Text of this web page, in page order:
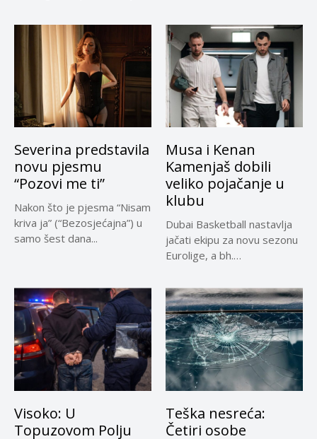
privremeno...
Severina predstavila
novu pjesmu
“Pozovi me ti”
Nakon što je pjesma “Nisam
kriva ja” (“Bezosjećajna”) u
samo šest dana...
Musa i Kenan
Kamenjaš dobili
veliko pojačanje u
klubu
Dubai Basketball nastavlja
jačati ekipu za novu sezonu
Eurolige, a bh.
Visoko: U
Topuzovom Polju
Teška nesreća:
Četiri osobe